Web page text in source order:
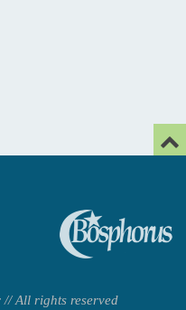
All rights reserved